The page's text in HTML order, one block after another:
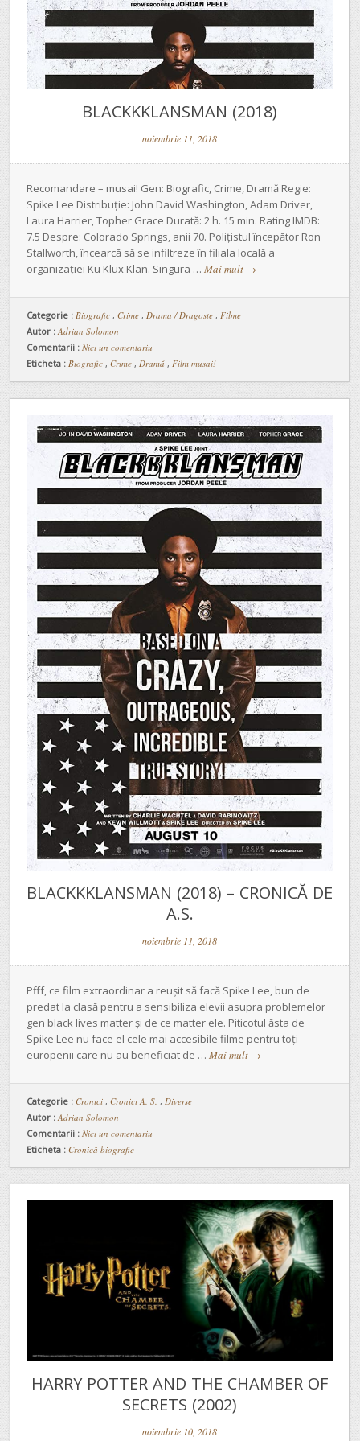
BLACKKKLANSMAN (2018)
noiembrie 11, 2018
Recomandare – musai! Gen: Biografic, Crime, Dramă Regie:
Spike Lee Distribuție: John David Washington, Adam Driver,
Laura Harrier, Topher Grace Durată: 2 h. 15 min. Rating IMDB:
7.5 Despre: Colorado Springs, anii 70. Polițistul începător Ron
Stallworth, încearcă să se infiltreze în filiala locală a
organizației Ku Klux Klan. Singura … Mai mult →
Categorie : Biografic , Crime , Drama / Dragoste , Filme
Autor : Adrian Solomon
Comentarii : Nici un comentariu
Eticheta : Biografic , Crime , Dramă , Film musai!
BLACKKKLANSMAN (2018) – CRONICĂ DE
A.S.
noiembrie 11, 2018
Pfff, ce film extraordinar a reușit să facă Spike Lee, bun de
predat la clasă pentru a sensibiliza elevii asupra problemelor
gen black lives matter și de ce matter ele. Piticotul ăsta de
Spike Lee nu face el cele mai accesibile filme pentru toți
europenii care nu au beneficiat de … Mai mult →
Categorie : Cronici , Cronici A. S. , Diverse
Autor : Adrian Solomon
Comentarii : Nici un comentariu
Eticheta : Cronică biografie
HARRY POTTER AND THE CHAMBER OF
SECRETS (2002)
noiembrie 10, 2018